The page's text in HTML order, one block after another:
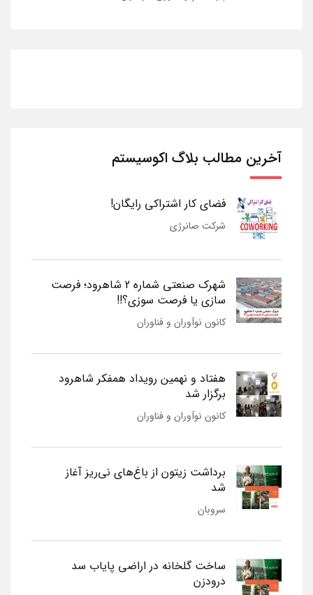
آخرین مطالب بلاگ اکوسیستم
فضای کار اشتراکی رایگان!
شرکت صانرژی
شهرک صنعتی شماره 2 شاهرود؛ فرصت
سازی یا فرصت سوزی؟!!
کانون نوآوران و فناوران
هفتاد و نهمین رویداد همفکر شاهرود
برگزار شد
کانون نوآوران و فناوران
برداشت زیتون از باغ‌های نی‌ریز آغاز
شد
سروبان
ساخت گلخانه در اراضی پایاب سد
درودزن